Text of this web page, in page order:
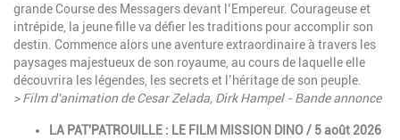
grande Course des Messagers devant l’Empereur. Courageuse et
intrépide, la jeune fille va défier les traditions pour accomplir son
destin. Commence alors une aventure extraordinaire à travers les
paysages majestueux de son royaume, au cours de laquelle elle
découvrira les légendes, les secrets et l’héritage de son peuple.
> Film d'animation de Cesar Zelada, Dirk Hampel - Bande annonce
LA PAT'PATROUILLE : LE FILM MISSION DINO / 5 août 2026